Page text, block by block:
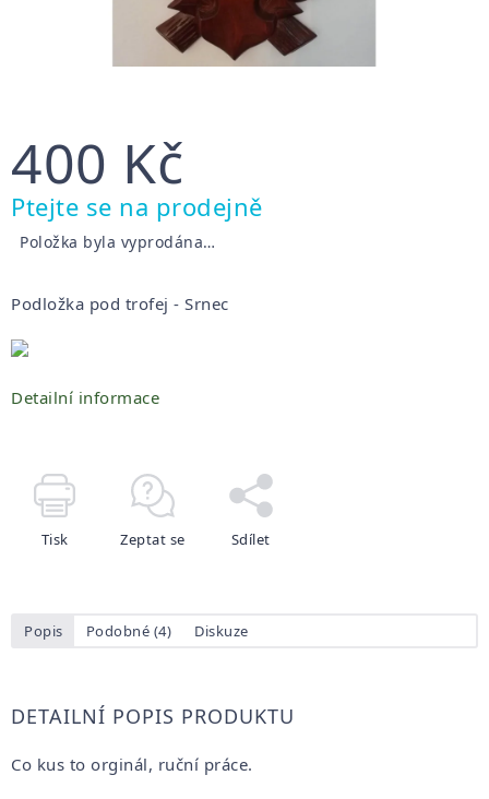
400 Kč
Měrná
cena:
Ptejte se na prodejně
Položka byla vyprodána…
Podložka pod trofej - Srnec
Detailní informace
Tisk Zeptat se Sdílet
Popis Podobné (4) Diskuze
DETAILNÍ POPIS PRODUKTU
Co kus to orginál, ruční práce.